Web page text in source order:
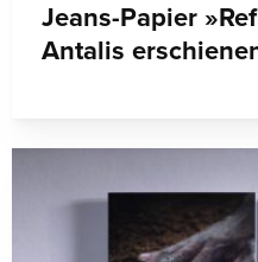
Jeans-Papier
Antalis